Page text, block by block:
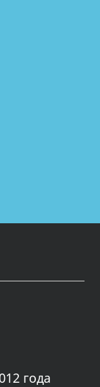
года